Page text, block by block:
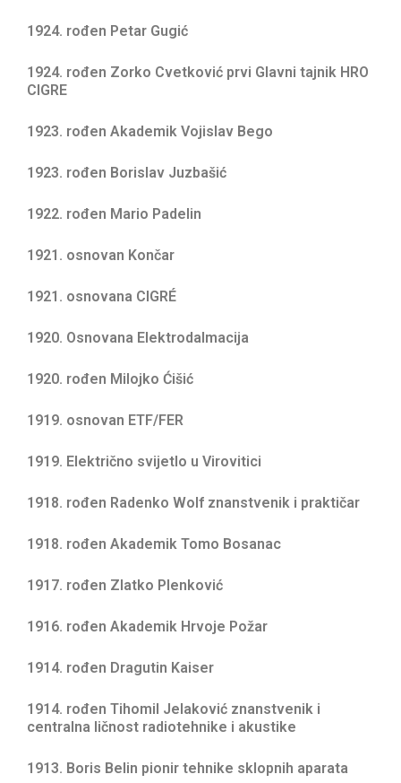
1924. rođen Petar Gugić
1924. rođen Zorko Cvetković prvi Glavni tajnik HRO
CIGRE
1923. rođen Akademik Vojislav Bego
1923. rođen Borislav Juzbašić
1922. rođen Mario Padelin
1921. osnovan Končar
1921. osnovana CIGRÉ
1920. Osnovana Elektrodalmacija
1920. rođen Milojko Ćišić
1919. osnovan ETF/FER
1919. Električno svijetlo u Virovitici
1918. rođen Radenko Wolf znanstvenik i praktičar
1918. rođen Akademik Tomo Bosanac
1917. rođen Zlatko Plenković
1916. rođen Akademik Hrvoje Požar
1914. rođen Dragutin Kaiser
1914. rođen Tihomil Jelaković znanstvenik i
centralna ličnost radiotehnike i akustike
1913. Boris Belin pionir tehnike sklopnih aparata